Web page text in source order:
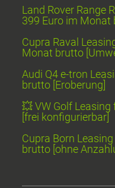
Land Rover Range
399 Euro im Monat
Cupra Raval
Monat brutto
Audi Q4 e-tron
brutto [Eroberung]
💥 VW Golf
[frei konfigurierbar]
Cupra Born
brutto [ohne